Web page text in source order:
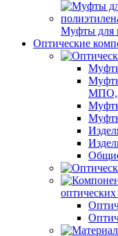
Муфты для
Оптические
оптических